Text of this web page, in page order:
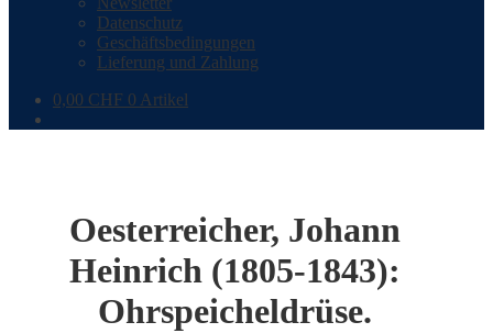
Datenschutz
Geschäftsbedingungen
Lieferung und Zahlung
0,00 CHF 0 Artikel
Oesterreicher, Johann
Heinrich (1805-1843):
Ohrspeicheldrüse.